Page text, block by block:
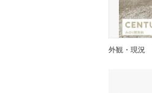
外観・現況